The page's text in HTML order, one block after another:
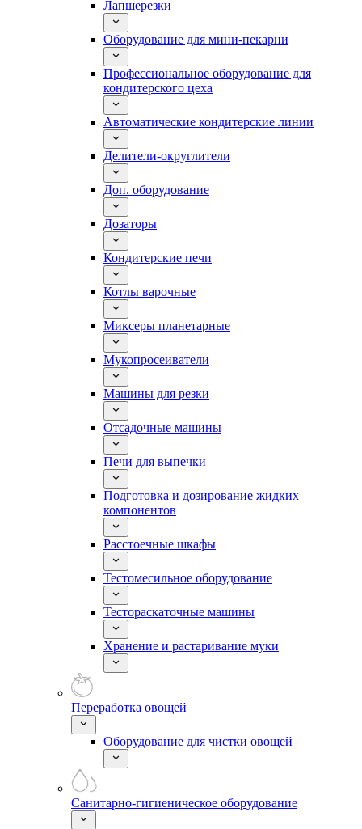
Лапшерезки
Оборудование для мини-пекарни
Профессиональное оборудование для
кондитерского цеха
Автоматические кондитерские линии
Делители-округлители
Доп. оборудование
Дозаторы
Кондитерские печи
Котлы варочные
Миксеры планетарные
Мукопросеиватели
Машины для резки
Отсадочные машины
Печи для выпечки
Подготовка и дозирование жидких
компонентов
Расстоечные шкафы
Тестомесильное оборудование
Тестораскаточные машины
Хранение и растаривание муки
Переработка овощей
Оборудование для чистки овощей
Санитарно-гигиеническое оборудование